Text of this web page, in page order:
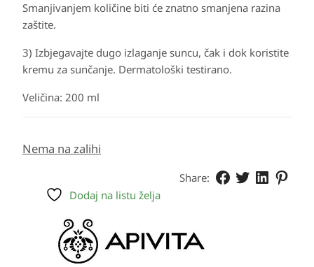
Smanjivanjem količine biti će znatno smanjena razina
zaštite.
3) Izbjegavajte dugo izlaganje suncu, čak i dok koristite
kremu za sunčanje. Dermatološki testirano.
Veličina: 200 ml
Nema na zalihi
Share:
Dodaj na listu želja